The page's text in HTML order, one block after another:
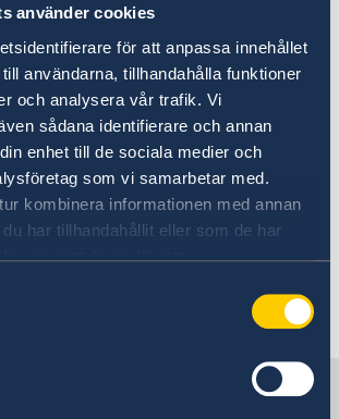
använder cookies
för att anpassa innehållet
användarna, tillhandahålla funktioner
och analysera vår trafik. Vi
sådana identifierare och annan
enhet till de sociala medier och
som vi samarbetar med.
kombinera informationen med annan
har tillhandahållit eller som de har
använt deras tjänster.
in Sweden
about entering Sweden with
on the homepage of
(the Swedish Central Agency
(the Swedish customs office)
your pet's entry online:
other questions on this topic,
and/or "Tullverket" directly.